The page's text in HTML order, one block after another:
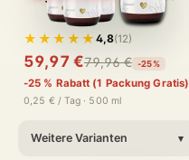
★★★★★ 4,8(12)
59,97 €79,96 € -25%
-25 % Rabatt (1 Packung Gratis)
0,25 € / Tag · 500 ml
Weitere Varianten ▾